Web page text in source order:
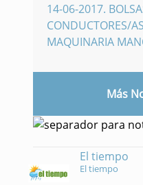
14-06-2017.
CONDUCTORES/
MAQUINARIA
Más
El tiempo
El tiempo